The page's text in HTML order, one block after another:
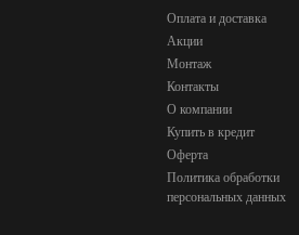
Оплата и доставка
Акции
Монтаж
Контакты
О компании
Купить в кредит
Оферта
Политика обработки
персональных данных